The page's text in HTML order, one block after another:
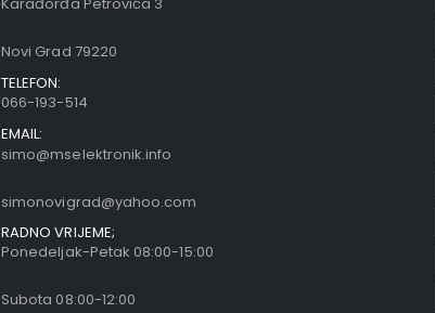
Novi Grad 79220
TELEFON:
066-193-514
EMAIL:
simo@mselektronik.info
simonovigrad@yahoo.com
RADNO VRIJEME;
Ponedeljak-Petak 08:00-15:00
Subota 08:00-12:00